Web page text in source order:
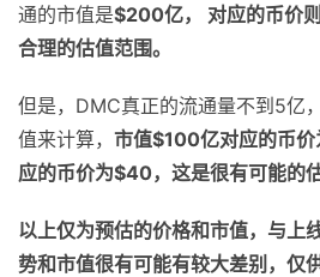
通的市值是$200亿， 对应的币价
合理的估值范围。
但是，DMC真正的流通量不到5亿
值来计算， 市值$100亿对应的币价
应的币价为$40，这是很有可能的
以上仅为预估的价格和市值，与上
势和市值很有可能有较大差别，仅